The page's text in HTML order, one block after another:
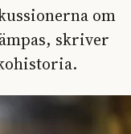
om
skriver